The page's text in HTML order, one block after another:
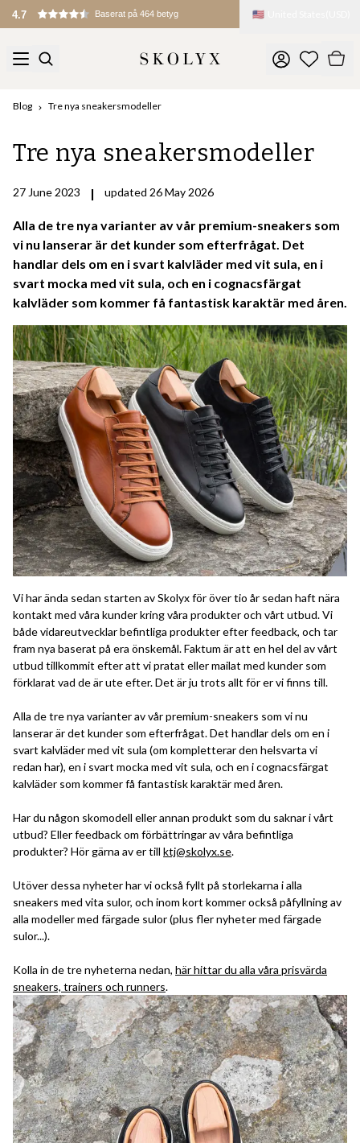
4.7 Baserat på 464 betyg 🇺🇸
Blog Tre nya sneakersmodeller
Tre nya sneakersmodeller
27 June 2023 | updated 26 May 2026
Alla de tre nya varianter av vår premium-sneakers som
vi nu lanserar är det kunder som efterfrågat. Det
handlar dels om en i svart kalvläder med vit sula, en i
svart mocka med vit sula, och en i cognacsfärgat
kalvläder som kommer få fantastisk karaktär med åren.
Vi har ända sedan starten av Skolyx för över tio år sedan haft nära
kontakt med våra kunder kring våra produkter och vårt utbud. Vi
både vidareutvecklar befintliga produkter efter feedback, och tar
fram nya baserat på era önskemål. Faktum är att en hel del av vårt
utbud tillkommit efter att vi pratat eller mailat med kunder som
förklarat vad de är ute efter. Det är ju trots allt för er vi finns till.
Alla de tre nya varianter av vår premium-sneakers som vi nu
lanserar är det kunder som efterfrågat. Det handlar dels om en i
svart kalvläder med vit sula (om kompletterar den helsvarta vi
redan har), en i svart mocka med vit sula, och en i cognacsfärgat
kalvläder som kommer få fantastisk karaktär med åren.
Har du någon skomodell eller annan produkt som du saknar i vårt
utbud? Eller feedback om förbättringar av våra befintliga
produkter? Hör gärna av er till ktj@skolyx.se.
Utöver dessa nyheter har vi också fyllt på storlekarna i alla
sneakers med vita sulor, och inom kort kommer också påfyllning av
alla modeller med färgade sulor (plus fler nyheter med färgade
sulor...).
Kolla in de tre nyheterna nedan, här hittar du alla våra prisvärda
sneakers, trainers och runners.